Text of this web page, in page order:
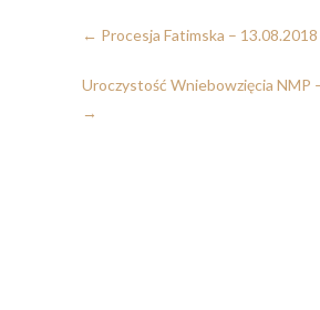
← Procesja Fatimska – 13.08.2018
Uroczystość Wniebowzięcia NMP
→